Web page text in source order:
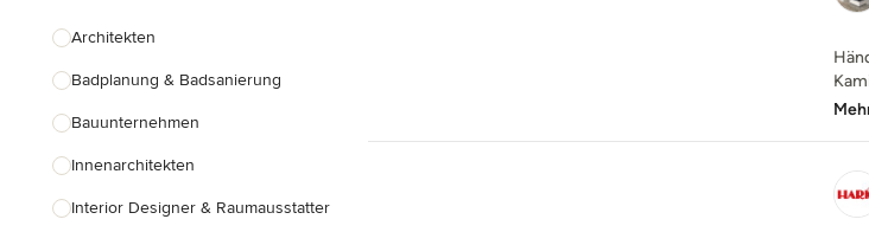
Architekten
Badplanung & Badsanierung
Bauunternehmen
Innenarchitekten
Interior Designer & Raumausstatter